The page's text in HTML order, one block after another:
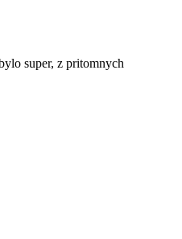
super, z pritomnych